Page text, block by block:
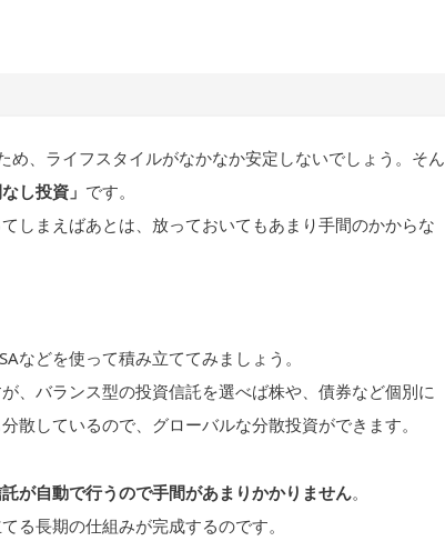
、ライフスタイルがなかなか安定しないでしょう。そん
し投資」 です。
しまえばあとは、放っておいてもあまり手間のかからな
などを使って積み立ててみましょう。
、バランス型の投資信託を選べば株や、債券など個別に
しているので、グローバルな分散投資ができます。
が自動で行うので手間があまりかかりません。
る長期の仕組みが完成するのです。